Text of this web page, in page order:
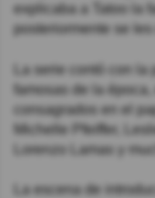
explicaba a Tatoo la
posteriormente se
La serie contó con
famosas de la
consagrados en el
Michelle Pfeiffer,
Lorenzo Lamas y
La escena de